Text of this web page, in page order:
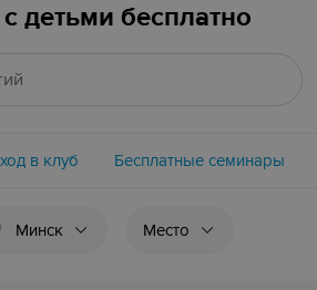
детьми бесплатно
в клуб Бесплатные семинары
Минск Место